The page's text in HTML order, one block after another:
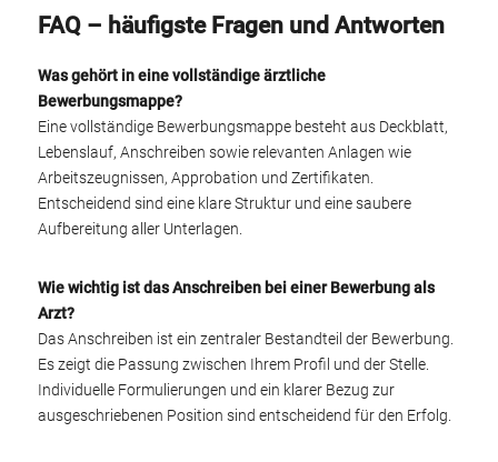
FAQ – häufigste Fragen und Antworten
Was gehört in eine vollständige ärztliche
Bewerbungsmappe?
Eine vollständige Bewerbungsmappe besteht aus Deckblatt,
Lebenslauf, Anschreiben sowie relevanten Anlagen wie
Arbeitszeugnissen, Approbation und Zertifikaten.
Entscheidend sind eine klare Struktur und eine saubere
Aufbereitung aller Unterlagen.
Wie wichtig ist das Anschreiben bei einer Bewerbung als
Arzt?
Das Anschreiben ist ein zentraler Bestandteil der Bewerbung.
Es zeigt die Passung zwischen Ihrem Profil und der Stelle.
Individuelle Formulierungen und ein klarer Bezug zur
ausgeschriebenen Position sind entscheidend für den Erfolg.